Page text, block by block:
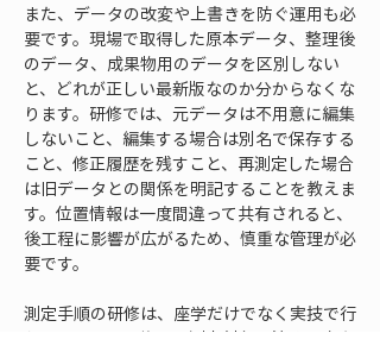
また、データの改変や上書きを防ぐ運用も必
要です。現場で取得した原本データ、整理後
のデータ、成果物用のデータを区別しない
と、どれが正しい最新版なのか分からなくな
ります。研修では、元データは不用意に編集
しないこと、編集する場合は別名で保存する
こと、修正履歴を残すこと、再測定した場合
は旧データとの関係を明記することを教えま
す。位置情報は一度間違って共有されると、
後工程に影響が広がるため、慎重な管理が必
要です。
測定手順の研修は、座学だけでなく実技で行
うべきです。研修用の測定対象を決め、点名